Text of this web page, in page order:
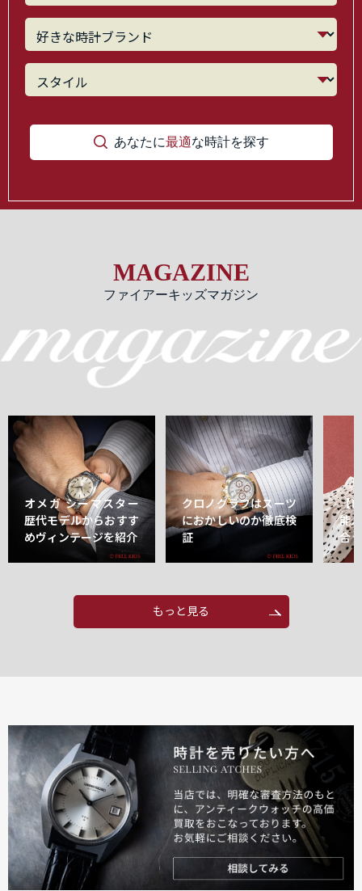
あなたに最適な時計を探す
MAGAZINE
ファイアーキッズマガジン
オメガ シーマスター
歴代モデルからおすす
めヴィンテージを紹介
クロノグラフはスーツ
におかしいのか徹底検
証
【
能
合
もっと見る